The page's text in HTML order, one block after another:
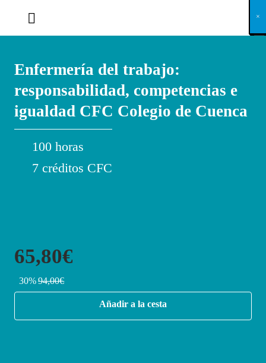
Enfermería del trabajo:
responsabilidad, competencias e
igualdad CFC Colegio de Cuenca
100 horas
7 créditos CFC
65,80€
30%94,00€
Añadir a la cesta
X
×
×
×
×
×
×
×
×
×
×
×
×
×
×
×
×
×
×
×
×
×
×
×
×
×
×
×
×
×
×
×
×
×
×
×
×
×
×
×
×
×
×
×
×
×
×
×
×
×
×
×
×
×
×
×
×
×
×
×
×
×
×
×
×
×
×
×
×
×
×
×
×
×
×
×
×
×
×
×
×
×
×
×
×
×
×
×
×
×
×
×
×
×
×
×
×
×
×
×
×
×
×
×
×
×
×
×
×
×
×
×
×
×
×
×
×
×
×
×
×
×
×
×
×
×
×
×
×
×
×
×
×
×
×
×
×
×
×
×
×
×
×
×
×
×
×
×
×
×
×
×
×
×
×
×
×
×
×
×
×
×
×
×
×
×
×
×
×
×
×
×
×
×
×
×
×
×
×
×
×
×
×
×
×
×
×
×
×
×
×
×
×
×
×
×
×
×
×
×
×
×
×
×
×
×
×
×
×
×
×
×
×
×
×
×
×